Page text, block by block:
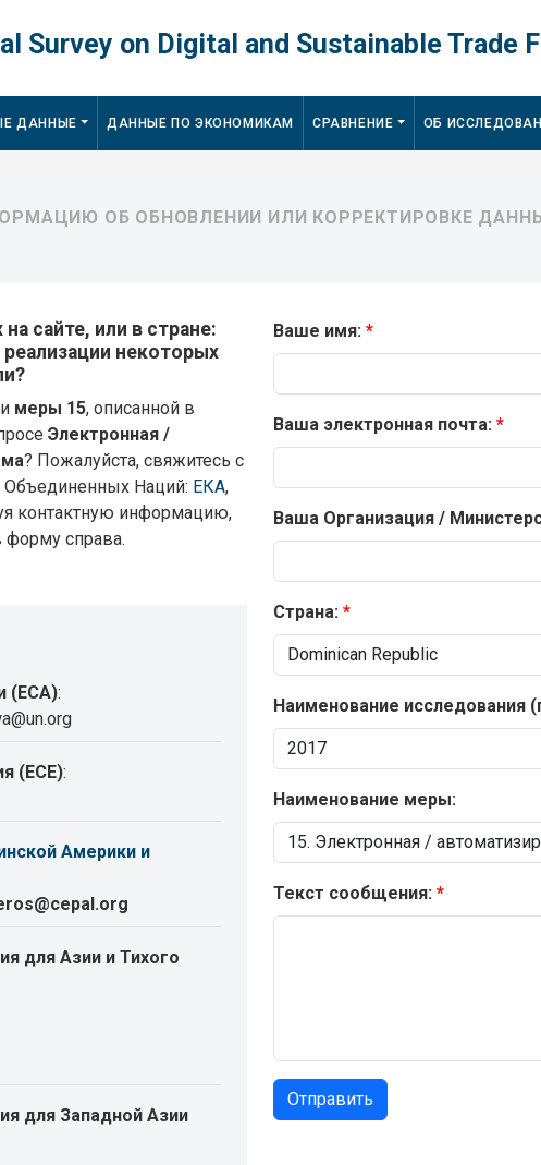
Survey on Digital and Sustainable Trade
ДАННЫЕ ДАННЫЕ ПО ЭКОНОМИКАМ СРАВНЕНИЕ ОБ
ОБ ОБНОВЛЕНИИ ИЛИ КОРРЕКТИРОВКЕ
сайте, или в стране:
некоторых
меры 15, описанной в
Электронная /
? Пожалуйста, свяжитесь с
Наций: ЕКА,
контактную информацию,
форму справа.
(ECA):
(ECE):
Америки и
для Азии и Тихого
для Западной Азии
Ваше имя:
Ваша электронная почта:
Ваша Организация /
Страна:
Наименование исследования
Наименование меры:
Текст сообщения: